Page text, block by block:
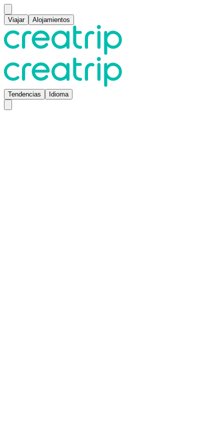
Viajar Alojamientos
Tendencias Idioma